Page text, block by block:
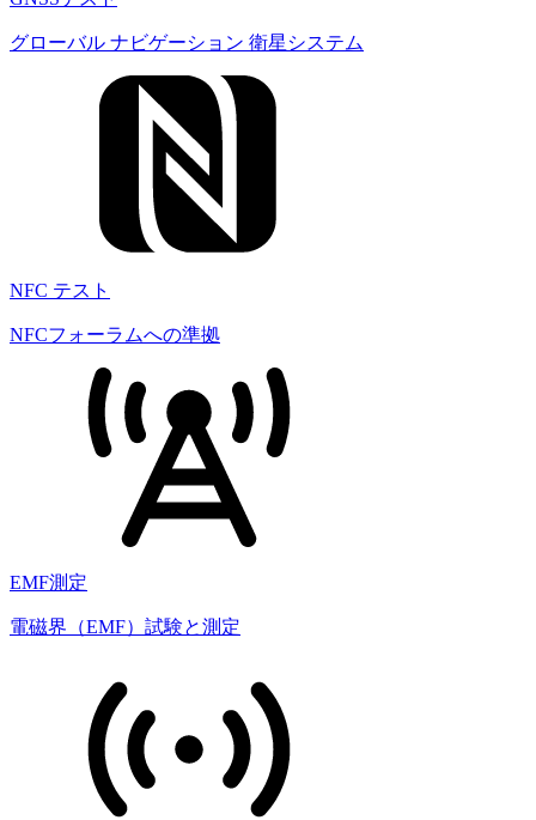
グローバル ナビゲーション 衛星システム
NFC テスト
NFCフォーラムへの準拠
EMF測定
電磁界（EMF）試験と測定